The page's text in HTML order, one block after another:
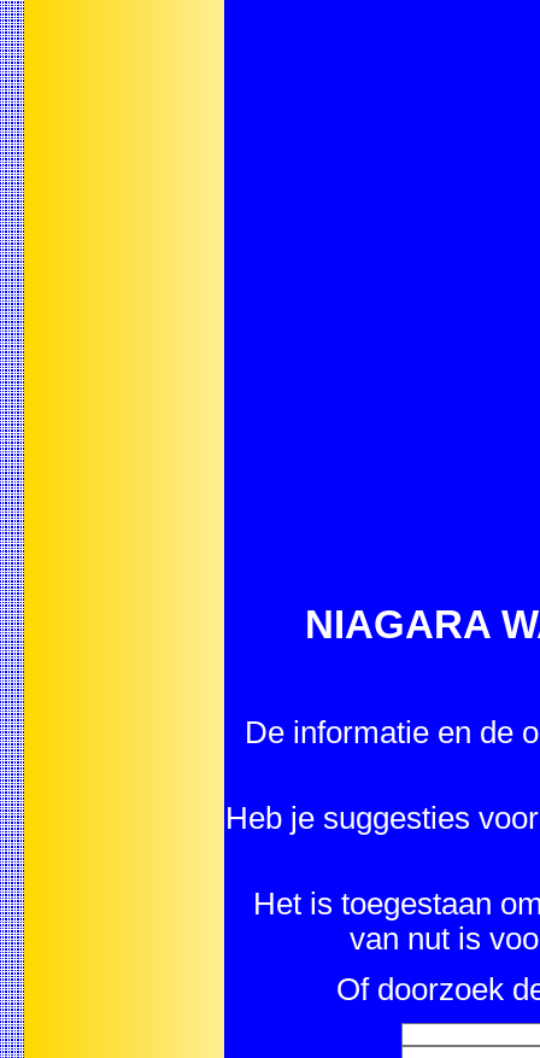
NIAGARA
De informatie en de
Heb je suggesties
Het is toegestaan
van nut is
Of doorzoek